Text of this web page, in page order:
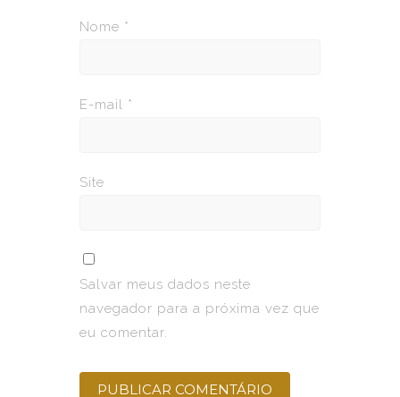
Nome *
E-mail *
Site
Salvar meus dados neste
navegador para a próxima vez que
eu comentar.